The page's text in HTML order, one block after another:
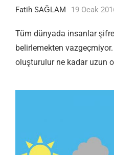
Fatih SAĞLAM 19 Ocak
Tüm dünyada insanlar
belirlemekten
oluşturulur ne kadar uzun